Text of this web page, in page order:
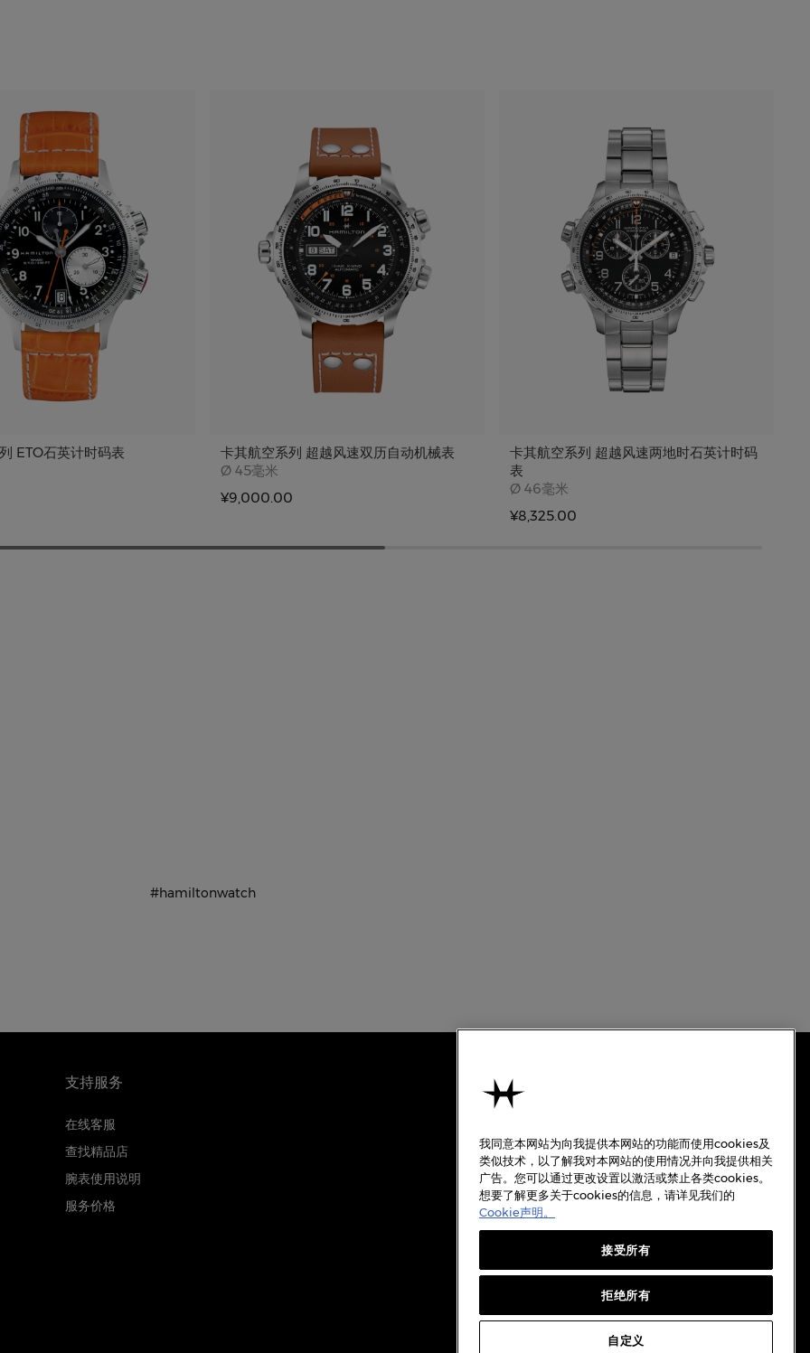
ETO石英计时码表
卡其航空系列 超越风速双历自动机械表
Ø Case size
45毫米
¥9,000.00
卡其航空系列 超越风速两地时石英计时码
表
Ø Case size
46毫米
¥8,325.00
#hamiltonwatch
支持服务
在线客服
查找精品店
腕表使用说明
服务价格
使用条款
使用条款
隐私政策
Cookie政策
质保
我同意本网站为向我提供本网站的功能而使用cookies及
类似技术，以了解我对本网站的使用情况并向我提供相关
广告。您可以通过更改设置以激活或禁止各类cookies。
想要了解更多关于cookies的信息，请详见我们的
Cookie声明。
接受所有
拒绝所有
自定义